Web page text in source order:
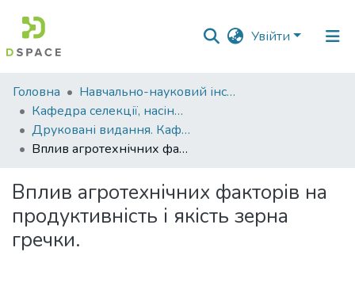
Увійти
Фонди
та
зібрання
Пошук за критеріями
Статистика
Головна
Навчально-науковий інститут агротехнологій, селекції та екології
Кафедра селекції, насінництва і генетики
Друковані видання. Кафедра селекції, насінництва і генетики
Вплив агротехнічних факторів на продуктивність і якість зерна гречки.
Вплив агротехнічних факторів на
продуктивність і якість зерна
гречки.